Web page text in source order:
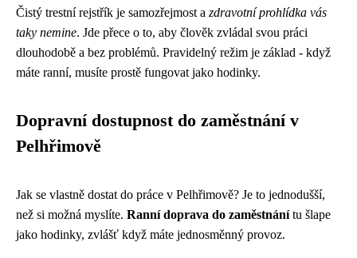
Čistý trestní rejstřík je samozřejmost a zdravotní prohlídka vás
taky nemine. Jde přece o to, aby člověk zvládal svou práci
dlouhodobě a bez problémů. Pravidelný režim je základ - když
máte ranní, musíte prostě fungovat jako hodinky.
Dopravní dostupnost do zaměstnání v
Pelhřimově
Jak se vlastně dostat do práce v Pelhřimově? Je to jednodušší,
než si možná myslíte. Ranní doprava do zaměstnánítu šlape
jako hodinky, zvlášť když máte jednosměnný provoz.